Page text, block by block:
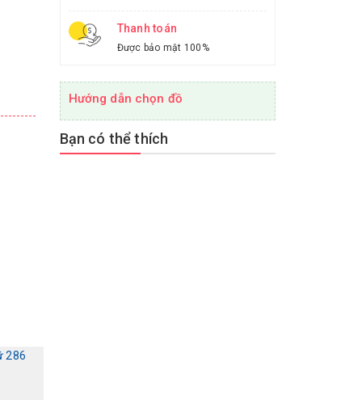
Thanh toán
Được bảo mật 100%
Hướng dẫn chọn đồ
Bạn có thể thích